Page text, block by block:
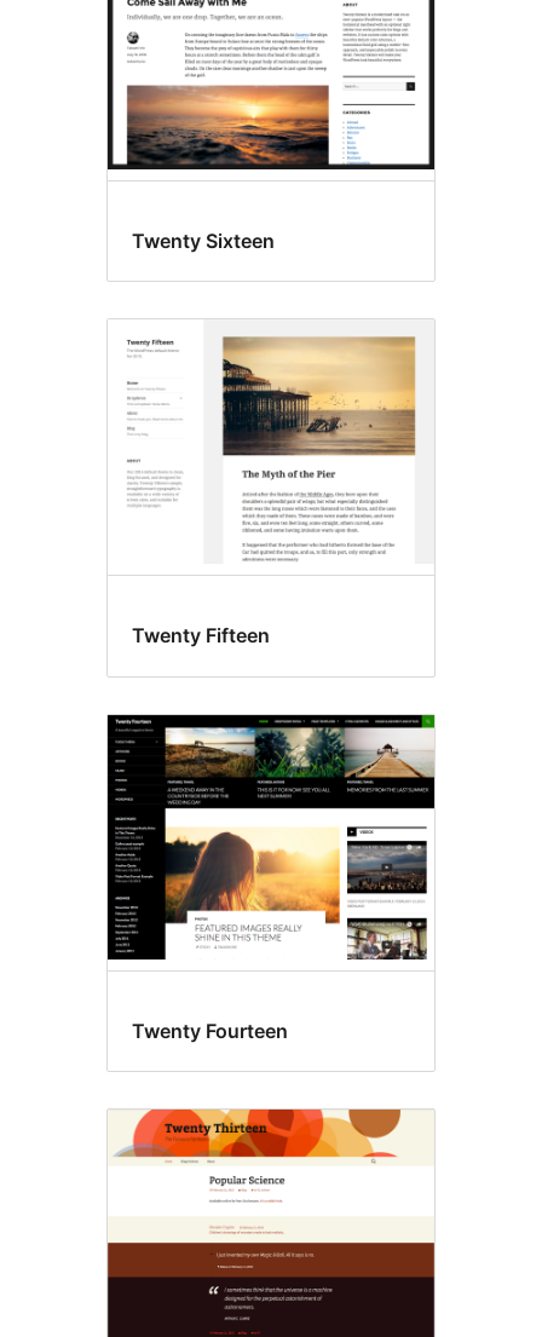
Twenty Sixteen
Twenty Fifteen
Twenty Fourteen